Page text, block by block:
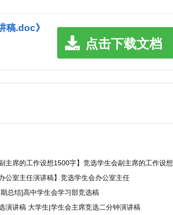
稿.doc》
点击下载文档
主席的工作设想1500字】竞选学生会副主席的工作设想
公室主任演讲稿】竞选学生会办公室主任
总结]高中学生会学习部竞选稿
演讲稿 大学生|学生会主席竞选二分钟演讲稿